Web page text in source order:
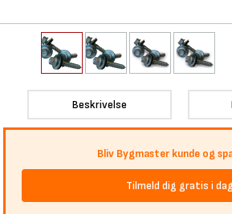
Beskrivelse
Bliv Bygmaster kunde og
Tilmeld dig gratis i dag